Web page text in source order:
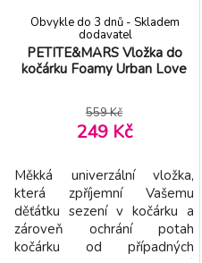
80x110 cm
354 Kč
Dětská deka
PETITE&MARS Vložka do
kočárku Foamy Urban Love
Obvykle do 3 dnů - Skladem
dodavatel
559 Kč
249 Kč
Měkká univerzální vložka,
která zpříjemní Vašemu
děťátku sezení v kočárku a
zároveň ochrání potah
kočárku od případných